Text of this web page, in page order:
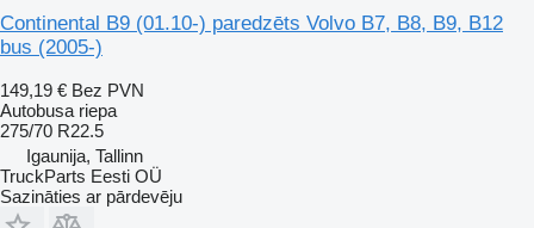
Continental B9 (01.10-) paredzēts Volvo B7, B8, B9, B12
bus (2005-)
149,19 € Bez PVN
Autobusa riepa
275/70 R22.5
Igaunija, Tallinn
TruckParts Eesti OÜ
Sazināties ar pārdevēju